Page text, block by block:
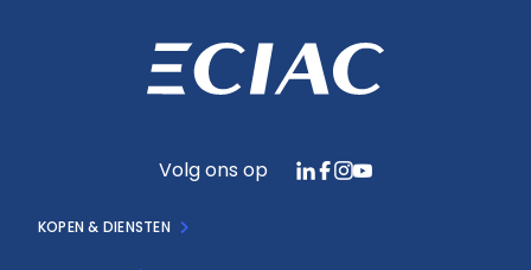
Volg ons op
KOPEN & DIENSTEN